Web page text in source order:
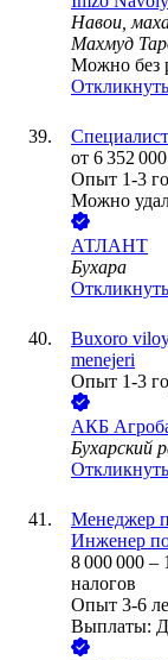
Навои,
Махмуд
Можно без
от 6 352 000
Опыт 1-3
Можно
АТЛАНТ
Бухара
Buxoro
menejeri
Опыт 1-3
АКБ
Бухарский
Менеджер
Инженер
8 000 000 –
налогов
Опыт 3-6
Выплаты: